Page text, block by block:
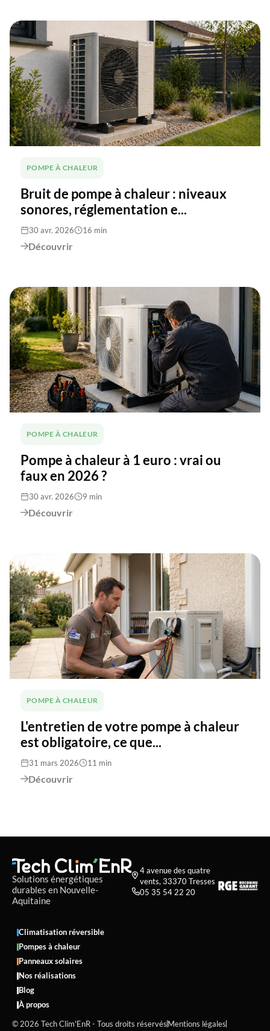
POMPE À CHALEUR
Bruit de pompe à chaleur : niveaux
sonores, réglementation e...
30 avr. 2026 16 min
Découvrir
POMPE À CHALEUR
Pompe à chaleur à 1 euro : vrai ou
faux en 2026 ?
30 avr. 2026 9 min
Découvrir
POMPE À CHALEUR
L'entretien de votre pompe à chaleur
est obligatoire, ce que...
31 mars 2026 11 min
Découvrir
Solutions énergétiques
durables en Nouvelle-
Aquitaine

4 avenue des quatre
vents, 33370 Tresses
05 35 54 22 20
Climatisation réversible
Pompes à chaleur
Panneaux solaires
Nos réalisations
Blog
À propos
© 2026 Tech Clim'EnR - Tous droits réservésMentions légales